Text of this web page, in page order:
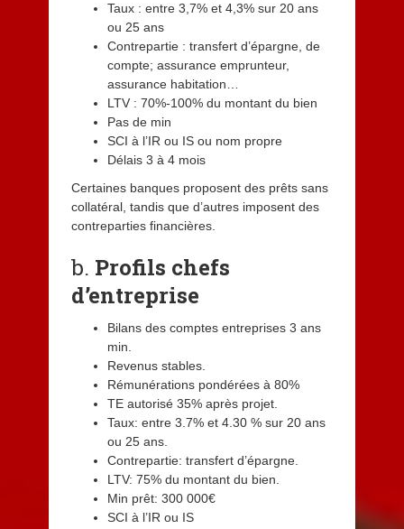
Taux : entre 3,7% et 4,3% sur 20 ans
ou 25 ans
Contrepartie : transfert d’épargne, de
compte; assurance emprunteur,
assurance habitation…
LTV : 70%-100% du montant du bien
Pas de min
SCI à l’IR ou IS ou nom propre
Délais 3 à 4 mois
Certaines banques proposent des prêts sans
collatéral, tandis que d’autres imposent des
contreparties financières.
b. Profils chefs
d’entreprise
Bilans des comptes entreprises 3 ans
min.
Revenus stables.
Rémunérations pondérées à 80%
TE autorisé 35% après projet.
Taux: entre 3.7% et 4.30 % sur 20 ans
ou 25 ans.
Contrepartie: transfert d’épargne.
LTV: 75% du montant du bien.
Min prêt: 300 000€
SCI à l’IR ou IS